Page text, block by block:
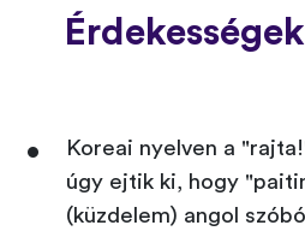
Koreai nyelven a
úgy ejtik ki, hogy
(küzdelem) angol